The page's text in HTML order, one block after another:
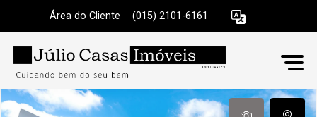
Área do Cliente (015) 2101-6161